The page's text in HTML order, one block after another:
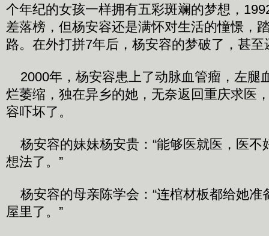
个年纪的女孩一样拥有五彩斑斓的梦想，
差落榜，但杨安容还是满怀对生活的憧憬，
路。在外打拼7年后，杨安容的梦破了，甚
2000年，杨安容患上了动脉血管瘤，左腿
烂萎缩，独在异乡的她，无奈返回重庆求医
容吓坏了。
杨安容的妹妹杨安贵：“能够医就医，医不
想法了。”
杨安容的母亲陈学会：“连棺材板都给她准
屋里了。”